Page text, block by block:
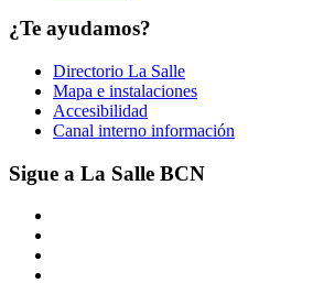
¿Te ayudamos?
Directorio La Salle
Mapa e instalaciones
Accesibilidad
Canal interno información
Sigue a La Salle BCN